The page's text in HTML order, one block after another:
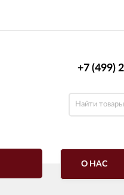
+7 (499)
О НАС